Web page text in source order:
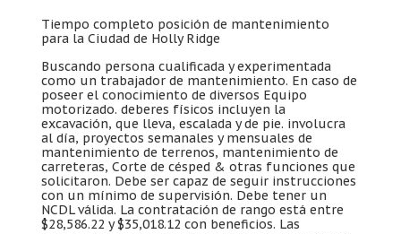
Tiempo completo posición de mantenimiento
para la Ciudad de Holly Ridge
Buscando persona cualificada y experimentada
como un trabajador de mantenimiento. En caso de
poseer el conocimiento de diversos Equipo
motorizado. deberes físicos incluyen la
excavación, que lleva, escalada y de pie. involucra
al día, proyectos semanales y mensuales de
mantenimiento de terrenos, mantenimiento de
carreteras, Corte de césped & otras funciones que
solicitaron. Debe ser capaz de seguir instrucciones
con un mínimo de supervisión. Debe tener un
NCDL válida. La contratación de rango está entre
$28,586.22 y $35,018.12 con beneficios. Las